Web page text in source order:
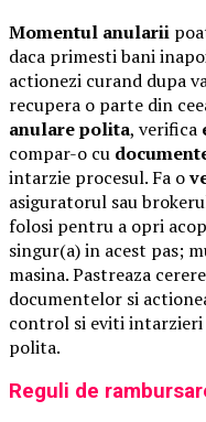
Momentul anularii
daca primesti bani
actionezi curand dupa
recupera o parte din
anulare polita, verifica
compar-o cu
intarzie procesul. Fa o
asiguratorul sau
folosi pentru a opri
singur(a) in acest pas;
masina. Pastreaza
documentelor si
control si eviti intarzieri
polita.
Reguli de